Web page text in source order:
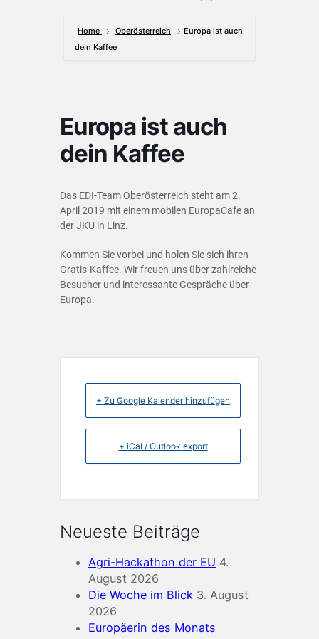
Home Oberösterreich
Europa ist auch
dein Kaffee
Europa ist auch
dein Kaffee
Das EDI-Team Oberösterreich steht am 2.
April 2019 mit einem mobilen EuropaCafe an
der JKU in Linz.
Kommen Sie vorbei und holen Sie sich ihren
Gratis-Kaffee. Wir freuen uns über zahlreiche
Besucher und interessante Gespräche über
Europa.
+ Zu Google Kalender hinzufügen
+ iCal / Outlook export
Neueste Beiträge
Agri-Hackathon der EU 4.
August 2026
Die Woche im Blick 3. August
2026
Europäerin des Monats